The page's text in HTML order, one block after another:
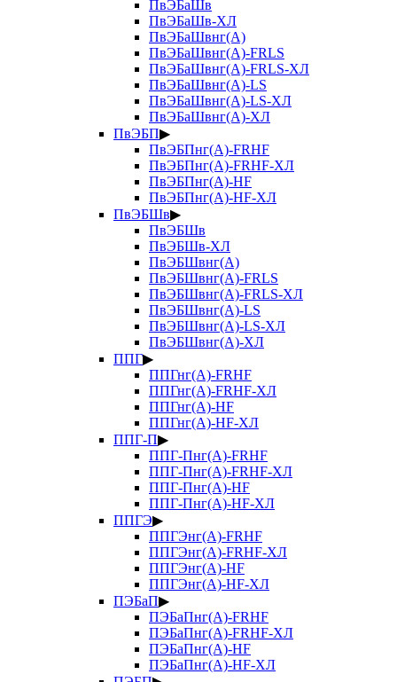
ПвЭБаШв
ПвЭБаШв-ХЛ
ПвЭБаШвнг(А)
ПвЭБаШвнг(А)-FRLS
ПвЭБаШвнг(А)-FRLS-ХЛ
ПвЭБаШвнг(А)-LS
ПвЭБаШвнг(А)-LS-ХЛ
ПвЭБаШвнг(А)-ХЛ
ПвЭБП▶
ПвЭБПнг(А)-FRHF
ПвЭБПнг(А)-FRHF-ХЛ
ПвЭБПнг(А)-HF
ПвЭБПнг(А)-HF-ХЛ
ПвЭБШв▶
ПвЭБШв
ПвЭБШв-ХЛ
ПвЭБШвнг(А)
ПвЭБШвнг(А)-FRLS
ПвЭБШвнг(А)-FRLS-ХЛ
ПвЭБШвнг(А)-LS
ПвЭБШвнг(А)-LS-ХЛ
ПвЭБШвнг(А)-ХЛ
ППГ▶
ППГнг(А)-FRHF
ППГнг(А)-FRHF-ХЛ
ППГнг(А)-HF
ППГнг(А)-HF-ХЛ
ППГ-П▶
ППГ-Пнг(А)-FRHF
ППГ-Пнг(А)-FRHF-ХЛ
ППГ-Пнг(А)-HF
ППГ-Пнг(А)-HF-ХЛ
ППГЭ▶
ППГЭнг(А)-FRHF
ППГЭнг(А)-FRHF-ХЛ
ППГЭнг(А)-HF
ППГЭнг(А)-HF-ХЛ
ПЭБаП▶
ПЭБаПнг(А)-FRHF
ПЭБаПнг(А)-FRHF-ХЛ
ПЭБаПнг(А)-HF
ПЭБаПнг(А)-HF-ХЛ